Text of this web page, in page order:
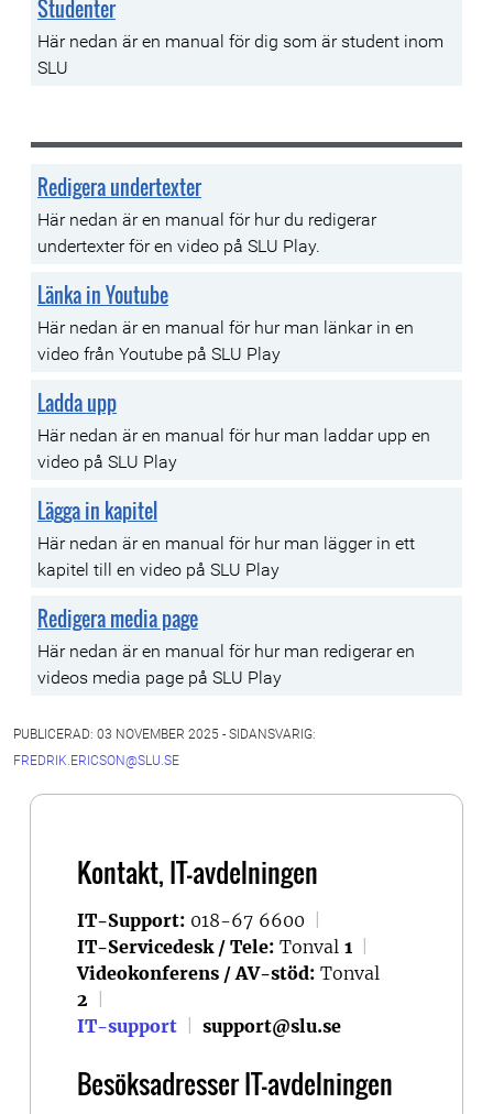
Studenter
Här nedan är en manual för dig som är student inom
SLU
Redigera undertexter
Här nedan är en manual för hur du redigerar
undertexter för en video på SLU Play.
Länka in Youtube
Här nedan är en manual för hur man länkar in en
video från Youtube på SLU Play
Ladda upp
Här nedan är en manual för hur man laddar upp en
video på SLU Play
Lägga in kapitel
Här nedan är en manual för hur man lägger in ett
kapitel till en video på SLU Play
Redigera media page
Här nedan är en manual för hur man redigerar en
videos media page på SLU Play
PUBLICERAD: 03 NOVEMBER 2025 - SIDANSVARIG:
FREDRIK.ERICSON@SLU.SE
Kontakt, IT-avdelningen
IT-Support: 018-67 6600
IT-Servicedesk / Tele: Tonval 1
Videokonferens / AV-stöd: Tonval
2
IT-support
support@slu.se
Besöksadresser IT-avdelningen